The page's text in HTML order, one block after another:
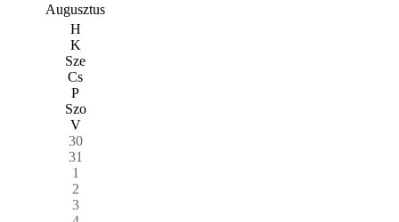
Augusztus
H
K
Sze
Cs
P
Szo
V
30
31
1
2
3